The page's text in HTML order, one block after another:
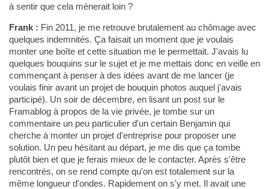
à sentir que cela mènerait loin ?
Frank : Fin 2011, je me retrouve brutalement au chômage avec
quelques indemnités. Ça faisait un moment que je voulais
monter une boîte et cette situation me le permettait. J'avais lu
quelques bouquins sur le sujet et je me mettais donc en veille en
commençant à penser à des idées avant de me lancer (je
voulais finir avant un projet de bouquin photos auquel j'avais
participé). Un soir de décembre, en lisant un post sur le
Framablog à propos de la vie privée, je tombe sur un
commentaire un peu particulier d'un certain Benjamin qui
cherche à monter un projet d'entreprise pour proposer une
solution. Un peu hésitant au départ, je me dis que ça tombe
plutôt bien et que je ferais mieux de le contacter. Après s'être
rencontrés, on se rend compte qu'on est totalement sur la
même longueur d'ondes. Rapidement on s'y met. Il avait une